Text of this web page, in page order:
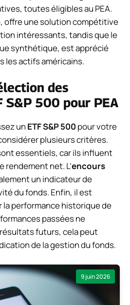
toutes éligibles au PEA.
offre une solution compétitive
intéressants, tandis que le
synthétique, est apprécié
les actifs américains.
des
S&P 500 pour PEA
un ETF S&P 500 pour votre
plusieurs critères.
essentiels, car ils influent
net. L’encours
un indicateur de
du fonds. Enfin, il est
la performance historique de
passées ne
futurs, cela peut
de la gestion du fonds.
9 juin 2026